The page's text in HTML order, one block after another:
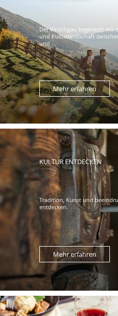
Der Vinschgau begeistert mit
und Kulturlandschaft
und ...
Mehr erfahren
KULTUR ENTDECKEN
Tradition, Kunst und
entdecken.
Mehr erfahren